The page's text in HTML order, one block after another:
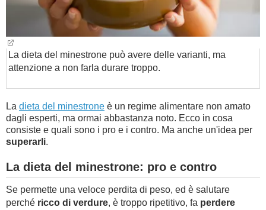
FORUM
La dieta del minestrone può avere delle varianti, ma
attenzione a non farla durare troppo.
La dieta del minestrone è un regime alimentare non amato
dagli esperti, ma ormai abbastanza noto. Ecco in cosa
consiste e quali sono i pro e i contro. Ma anche un'idea per
superarli.
La dieta del minestrone: pro e contro
Se permette una veloce perdita di peso, ed è salutare
perché ricco di verdure, è troppo ripetitivo, fa perdere